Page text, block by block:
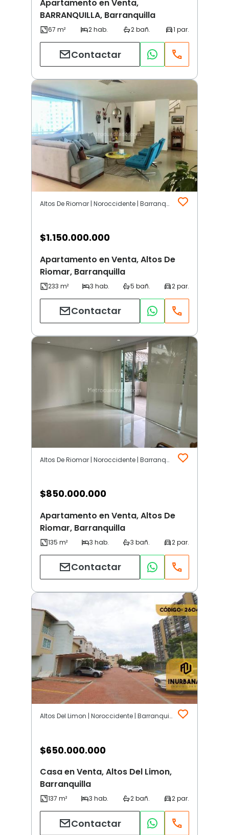
Apartamento en Venta,
BARRANQUILLA, Barranquilla
Contactar
Altos De Riomar | Noroccidente | Barranquilla
$1.150.000.000
Apartamento en Venta, Altos De
Riomar, Barranquilla
Contactar
Altos De Riomar | Noroccidente | Barranquilla
$850.000.000
Apartamento en Venta, Altos De
Riomar, Barranquilla
Contactar
Altos Del Limon | Noroccidente | Barranquilla
$650.000.000
Casa en Venta, Altos Del Limon,
Barranquilla
Contactar